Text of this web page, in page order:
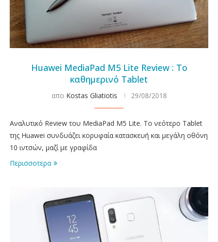
Huawei MediaPad M5 Lite Review : Το
καθημερινό Tablet
απο Kostas Gliatiotis 29/08/2018
Αναλυτικό Review του MediaPad M5 Lite. To νεότερο Tablet
της Huawei συνδυάζει κορυφαία κατασκευή και μεγάλη οθόνη
10 ιντσών, μαζί με γραφίδα
Περισσοτερα